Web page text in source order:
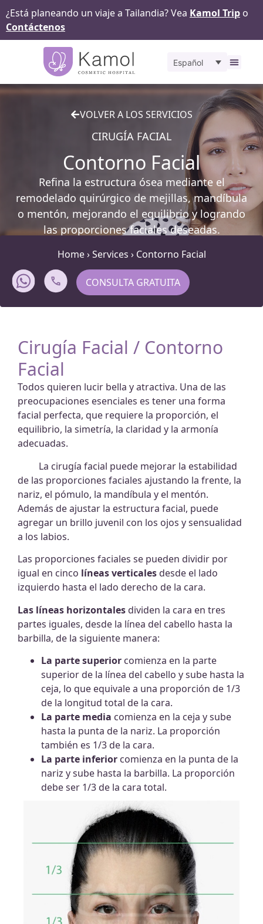
¿Está planeando un viaje a Tailandia? Vea Kamol Trip o
Contáctenos
Español
VOLVER A LOS SERVICIOS
CIRUGÍA FACIAL
Contorno Facial
Refina la estructura ósea mediante el
remodelado quirúrgico de mejillas, mandíbula
o mentón, mejorando el equilibrio y logrando
las proporciones faciales deseadas.
Home›Services › Contorno Facial
CONSULTA GRATUITA
Cirugía Facial / Contorno
Facial
Todos quieren lucir bella y atractiva. Una de las
preocupaciones esenciales es tener una forma
facial perfecta, que requiere la proporción, el
equilibrio, la simetría, la claridad y la armonía
adecuadas.
La cirugía facial puede mejorar la estabilidad
de las proporciones faciales ajustando la frente, la
nariz, el pómulo, la mandíbula y el mentón.
Además de ajustar la estructura facial, puede
agregar un brillo juvenil con los ojos y sensualidad
a los labios.
Las proporciones faciales se pueden dividir por
igual en cinco líneas verticales desde el lado
izquierdo hasta el lado derecho de la cara.
Las líneas horizontales dividen la cara en tres
partes iguales, desde la línea del cabello hasta la
barbilla, de la siguiente manera:
La parte superior comienza en la parte
superior de la línea del cabello y sube hasta la
ceja, lo que equivale a una proporción de 1/3
de la longitud total de la cara.
La parte media comienza en la ceja y sube
hasta la punta de la nariz. La proporción
también es 1/3 de la cara.
La parte inferior comienza en la punta de la
nariz y sube hasta la barbilla. La proporción
debe ser 1/3 de la cara total.